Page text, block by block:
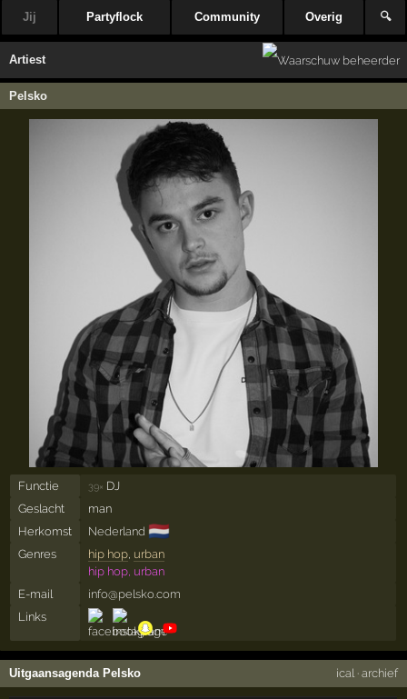
Jij Partyflock Community Overig 🔍
Artiest
Pelsko
Functie 39× DJ
Geslacht
man
Herkomst
Nederland 🇳🇱
Genres hip hop, urban
hip hop, urban
E-mail
info@pelsko.com
Links
Uitgaansagenda Pelsko ical· archief